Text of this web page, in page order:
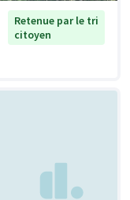
Retenue par le tri
citoyen